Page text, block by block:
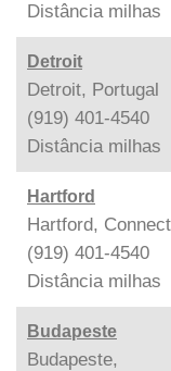
Distância milhas
Detroit
Detroit, Portugal
(919) 401-4540
Distância milhas
Hartford
Hartford,
(919) 401-4540
Distância milhas
Budapeste
Budapeste,